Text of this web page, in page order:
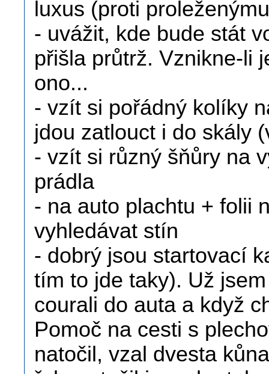
luxus (proti
- uvážit, kde bude stát
přišla průtrž. Vznikne-li
ono...
- vzít si pořádný kolíky
jdou zatlouct i do skály
- vzít si různý šňůry na
prádla
- na auto plachtu + folii
vyhledávat stín
- dobrý jsou startovací
tím to jde taky). Už
courali do auta a když
Pomoč na cesti s
natočil, vzal dvesta